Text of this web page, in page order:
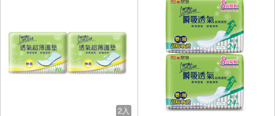
2入